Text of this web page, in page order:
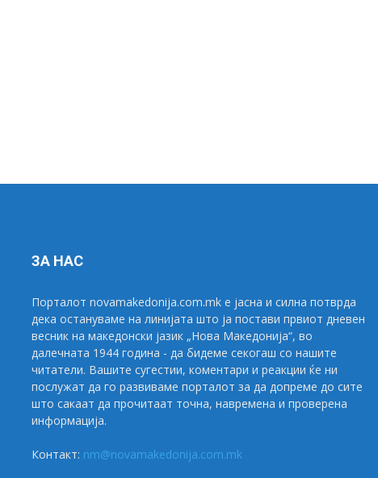
ЗА НАС
Порталот novamakedonija.com.mk е јасна и силна потврда
дека остануваме на линијата што ја постави првиот дневен
весник на македонски јазик „Нова Македонија“, во
далечната 1944 година - да бидеме секогаш со нашите
читатели. Вашите сугестии, коментари и реакции ќе ни
послужат да го развиваме порталот за да допреме до сите
што сакаат да прочитаат точна, навремена и проверена
информација.
Контакт: nm@novamakedonija.com.mk